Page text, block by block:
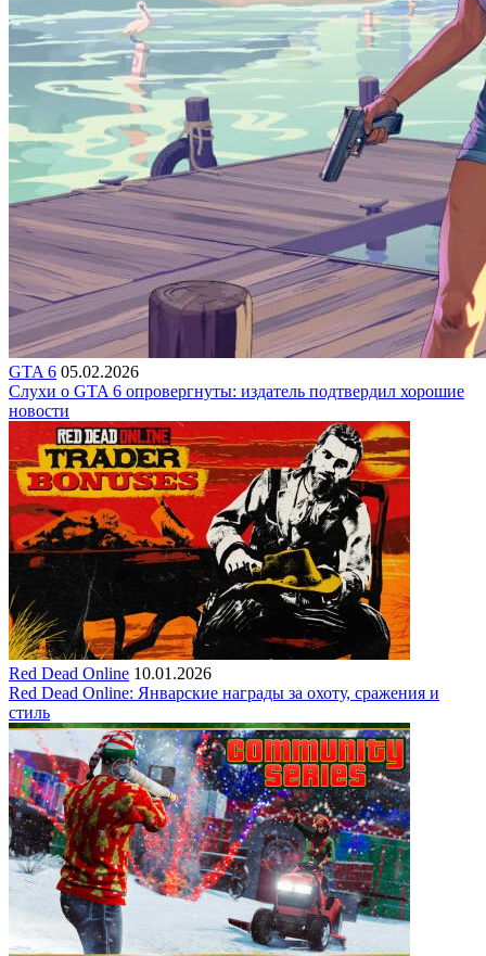
GTA 6 05.02.2026
Слухи о GTA 6 опровергнуты: издатель подтвердил хорошие
новости
Red Dead Online 10.01.2026
Red Dead Online: Январские награды за охоту, сражения и
стиль